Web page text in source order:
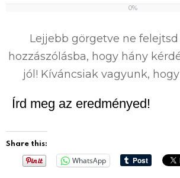
0%
Lejjebb görgetve ne
hozzászólásba, hogy hány
jól! Kíváncsiak vagyunk,
Írd meg az eredményed!
Share this:
WhatsApp